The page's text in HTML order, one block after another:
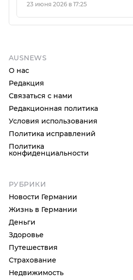
23 июня 2026 в 17:25
AUSNEWS
О нас
Редакция
Связаться с нами
Редакционная политика
Условия использования
Политика исправлений
Политика
конфиденциальности
РУБРИКИ
Новости Германии
Жизнь в Германии
Деньги
Здоровье
Путешествия
Страхование
Недвижимость